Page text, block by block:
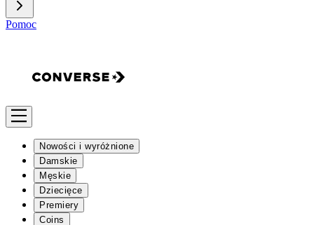
Pomoc
Nowości i wyróżnione
Damskie
Męskie
Dziecięce
Premiery
Coins